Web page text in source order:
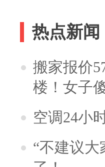
热点新闻
搬家报价
楼！女子
空调24小
“不建议